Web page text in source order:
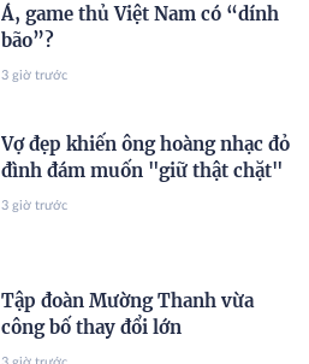
Á, game thủ Việt Nam có “dính
bão”?
3 giờ trước
Vợ đẹp khiến ông hoàng nhạc đỏ
đình đám muốn "giữ thật chặt"
3 giờ trước
Tập đoàn Mường Thanh vừa
công bố thay đổi lớn